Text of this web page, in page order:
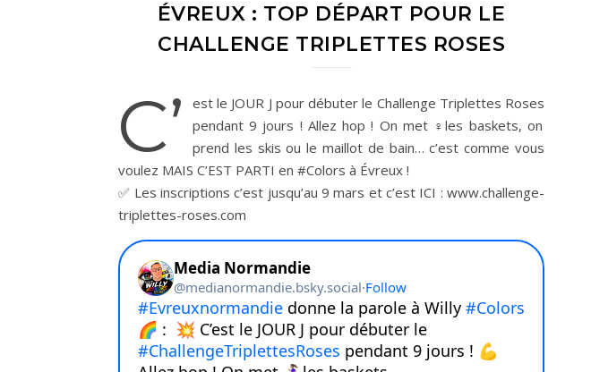
ÉVREUX : TOP DÉPART POUR LE
CHALLENGE TRIPLETTES ROSES
C’
est le JOUR J pour débuter le Challenge Triplettes Roses
pendant 9 jours ! Allez hop ! On met ‍♀️les baskets, on
prend les skis ou le maillot de bain… c’est comme vous
voulez MAIS C’EST PARTI en #Colors à Évreux !
✅ Les inscriptions c’est jusqu’au 9 mars et c’est ICI : www.challenge-
triplettes-roses.com